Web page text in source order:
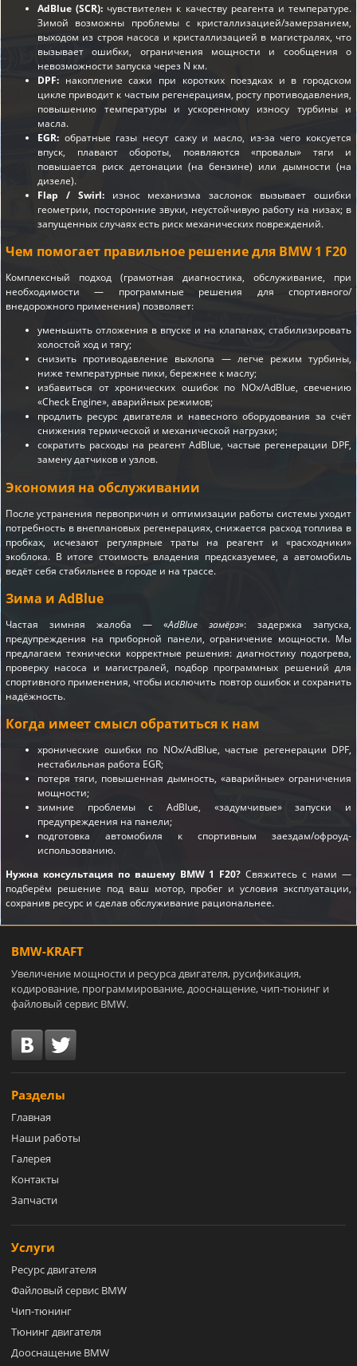
AdBlue (SCR): чувствителен к качеству реагента и температуре.
Зимой возможны проблемы с кристаллизацией/замерзанием,
выходом из строя насоса и кристаллизацией в магистралях, что
вызывает ошибки, ограничения мощности и сообщения о
невозможности запуска через N км.
DPF: накопление сажи при коротких поездках и в городском
цикле приводит к частым регенерациям, росту противодавления,
повышению температуры и ускоренному износу турбины и
масла.
EGR: обратные газы несут сажу и масло, из-за чего коксуется
впуск, плавают обороты, появляются «провалы» тяги и
повышается риск детонации (на бензине) или дымности (на
дизеле).
Flap / Swirl:износ механизма заслонок вызывает ошибки
геометрии, посторонние звуки, неустойчивую работу на низах; в
запущенных случаях есть риск механических повреждений.
Чем помогает правильное решение для BMW 1 F20
Комплексный подход (грамотная диагностика, обслуживание, при
необходимости — программные решения для спортивного/
внедорожного применения) позволяет:
уменьшить отложения в впуске и на клапанах, стабилизировать
холостой ход и тягу;
снизить противодавление выхлопа — легче режим турбины,
ниже температурные пики, бережнее к маслу;
избавиться от хронических ошибок по NOx/AdBlue, свечению
«Check Engine», аварийных режимов;
продлить ресурс двигателя и навесного оборудования за счёт
снижения термической и механической нагрузки;
сократить расходы на реагент AdBlue, частые регенерации DPF,
замену датчиков и узлов.
Экономия на обслуживании
После устранения первопричин и оптимизации работы системы уходит
потребность в внеплановых регенерациях, снижается расход топлива в
пробках, исчезают регулярные траты на реагент и «расходники»
экоблока. В итоге стоимость владения предсказуемее, а автомобиль
ведёт себя стабильнее в городе и на трассе.
Зима и AdBlue
Частая зимняя жалоба — «AdBlue замёрз»: задержка запуска,
предупреждения на приборной панели, ограничение мощности. Мы
предлагаем технически корректные решения: диагностику подогрева,
проверку насоса и магистралей, подбор программных решений для
спортивного применения, чтобы исключить повтор ошибок и сохранить
надёжность.
Когда имеет смысл обратиться к нам
хронические ошибки по NOx/AdBlue, частые регенерации DPF,
нестабильная работа EGR;
потеря тяги, повышенная дымность, «аварийные» ограничения
мощности;
зимние проблемы с AdBlue, «задумчивые» запуски и
предупреждения на панели;
подготовка автомобиля к спортивным заездам/офроуд-
использованию.
Нужна консультация по вашему BMW 1 F20? Свяжитесь с нами —
подберём решение под ваш мотор, пробег и условия эксплуатации,
сохранив ресурс и сделав обслуживание рациональнее.
BMW-KRAFT
Увеличение мощности и ресурса двигателя, русификация,
кодирование, программирование, дооснащение, чип-тюнинг и
файловый сервис BMW.
Разделы
Главная
Наши работы
Галерея
Контакты
Запчасти
Услуги
Ресурс двигателя
Файловый сервис BMW
Чип-тюнинг
Тюнинг двигателя
Дооснащение BMW